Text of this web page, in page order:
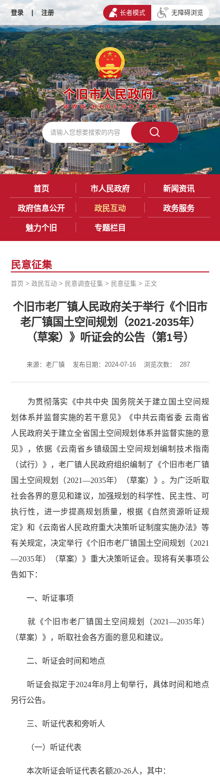
登录 | 注册 长者模式 无障碍浏览
首页 市人民政府 新闻资讯
政府信息公开 政民互动 政务服务
魅力个旧 专题栏目
民意征集
首页 >政民互动 > 民意调查征集 > 民意征集 > 正文
个旧市老厂镇人民政府关于举行《个旧市
老厂镇国土空间规划（2021-2035年）
（草案）》听证会的公告（第1号）
来源：老厂镇 发布日期：2024-07-16 浏览次数： 287
为贯彻落实《中共中央 国务院关于建立国土空间规
划体系并监督实施的若干意见》《中共云南省委 云南省
人民政府关于建立全省国土空间规划体系并监督实施的意
见》，依据《云南省乡镇级国土空间规划编制技术指南
（试行）》，老厂镇人民政府组织编制了《个旧市老厂镇
国土空间规划（2021—2035年）（草案）》。为广泛听取
社会各界的意见和建议，加强规划的科学性、民主性、可
执行性，进一步提高规划质量，根据《自然资源听证规
定》和《云南省人民政府重大决策听证制度实施办法》等
有关规定，决定举行《个旧市老厂镇国土空间规划（2021
—2035年）（草案）》重大决策听证会。现将有关事项公
告如下：
一、听证事项
就《个旧市老厂镇国土空间规划（2021—2035年）
（草案）》，听取社会各方面的意见和建议。
二、听证会时间和地点
听证会拟定于2024年8月上旬举行，具体时间和地点
另行公告。
三、听证代表和旁听人
（一）听证代表
本次听证会听证代表名额20-26人，其中：